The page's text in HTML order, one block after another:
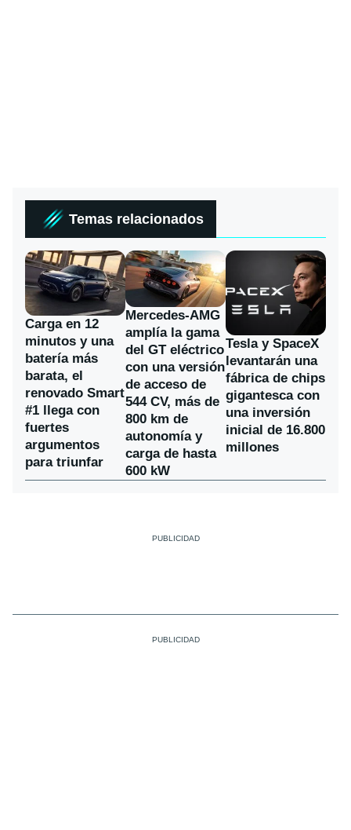
Temas relacionados
Carga en 12
minutos y una
batería más
barata, el
renovado Smart
#1 llega con
fuertes
argumentos
para triunfar
Mercedes-AMG
amplía la gama
del GT eléctrico
con una versión
de acceso de
544 CV, más de
800 km de
autonomía y
carga de hasta
600 kW
Tesla y SpaceX
levantarán una
fábrica de chips
gigantesca con
una inversión
inicial de 16.800
millones